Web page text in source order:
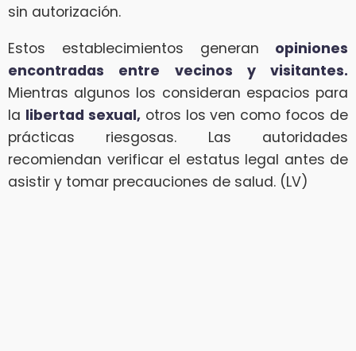
sin autorización.
Estos establecimientos generan opiniones
encontradas entre vecinos y visitantes.
Mientras algunos los consideran espacios para
la libertad sexual,otros los ven como focos de
prácticas riesgosas. Las autoridades
recomiendan verificar el estatus legal antes de
asistir y tomar precauciones de salud. (LV)